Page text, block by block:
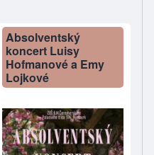
Absolventský
koncert Luisy
Hofmanové a Emy
Lojkové